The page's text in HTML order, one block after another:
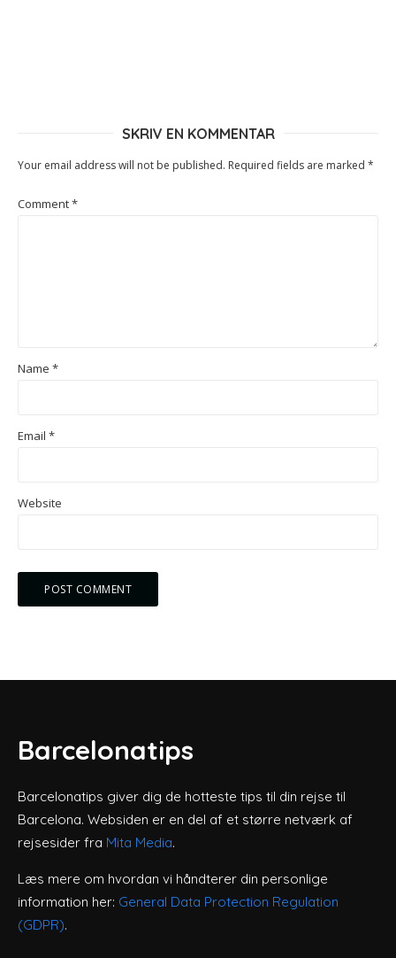
SKRIV EN KOMMENTAR
Your email address will not be published. Required fields are marked *
Comment*
Name *
Email *
Website
Barcelonatips
Barcelonatips giver dig de hotteste tips til din rejse til
Barcelona. Websiden er en del af et større netværk af
rejsesider fra Mita Media.
Læs mere om hvordan vi håndterer din personlige
information her: General Data Protection Regulation
(GDPR).